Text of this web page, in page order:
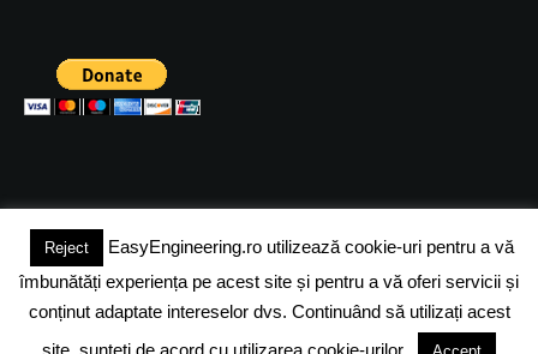
(c) 2024 - FineEngineeringMagazine. All rights reserved.
DESPRE NOI ADVERTISING JOBS DESPRE COOKIES
Reject
EasyEngineering.ro utilizează cookie-uri pentru a vă
îmbunătăți experiența pe acest site și pentru a vă oferi servicii și
conținut adaptate intereselor dvs. Continuând să utilizați acest
site, sunteți de acord cu utilizarea cookie-urilor.